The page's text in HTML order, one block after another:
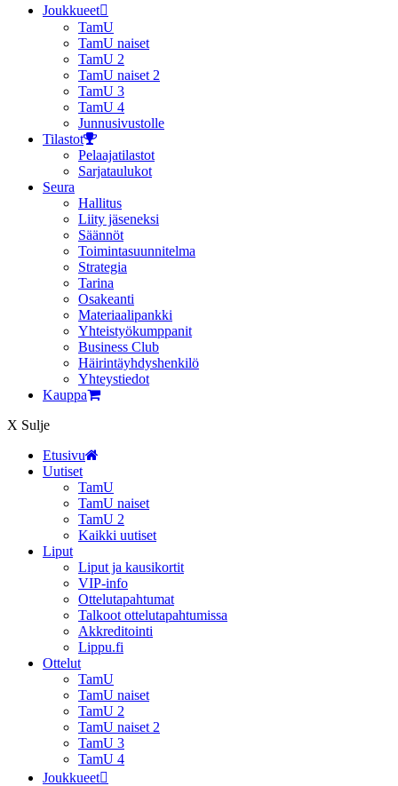
Joukkueet
TamU
TamU naiset
TamU 2
TamU naiset 2
TamU 3
TamU 4
Junnusivustolle
Tilastot
Pelaajatilastot
Sarjataulukot
Seura
Hallitus
Liity jäseneksi
Säännöt
Toimintasuunnitelma
Strategia
Tarina
Osakeanti
Materiaalipankki
Yhteistyö­kumppanit
Business Club
Häirintä­yhdyshenkilö
Yhteystiedot
Kauppa
X Sulje
Etusivu
Uutiset
TamU
TamU naiset
TamU 2
Kaikki uutiset
Liput
Liput ja kausikortit
VIP-info
Ottelutapahtumat
Talkoot ottelutapahtumissa
Akkreditointi
Lippu.fi
Ottelut
TamU
TamU naiset
TamU 2
TamU naiset 2
TamU 3
TamU 4
Joukkueet